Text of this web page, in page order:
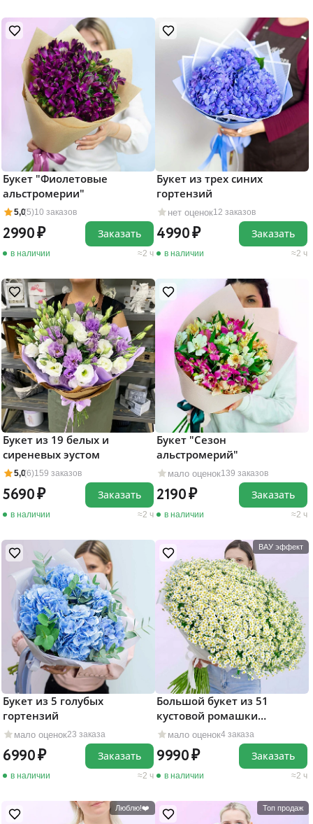
5,0(5)10 заказов
Букет "Фиолетовые
альстромерии"
2990
в наличии 2 ч
Заказать
нет оценок12 заказов
Букет из трех синих
гортензий
4990
в наличии 2 ч
Заказать
5,0(6)159 заказов
Букет из 19 белых и
сиреневых эустом
5690
в наличии 2 ч
Заказать
мало оценок139 заказов
Букет "Сезон
альстромерий"
2190
в наличии 2 ч
Заказать
мало оценок23 заказа
Букет из 5 голубых
гортензий
6990
в наличии 2 ч
Заказать
ВАУ эффект
мало оценок4 заказа
Большой букет из 51
кустовой ромашки
"Матрикария"
9990
в наличии 2 ч
Заказать
Люблю!❤️ Топ продаж